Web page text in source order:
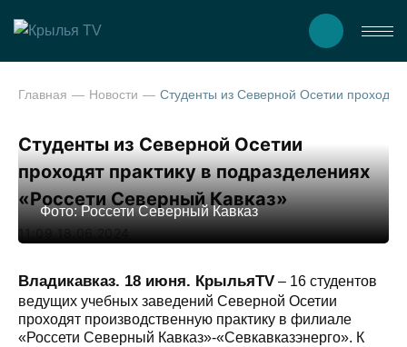
Главная Новости
Студенты из Северной Осетии
проходят практику в подразделениях
«Россети Северный Кавказ»
11:09 18.06.2024
Фото: Россети Северный Кавказ
Владикавказ. 18 июня. КрыльяTV – 16 студентов
ведущих учебных заведений Северной Осетии
проходят производственную практику в филиале
«Россети Северный Кавказ»-«Севкавказэнерго». К